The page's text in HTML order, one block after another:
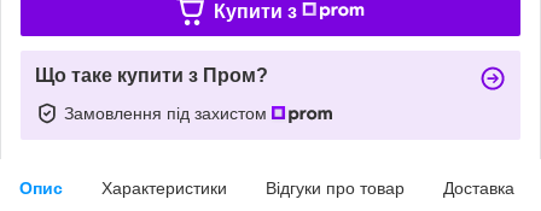
Купити з
Що таке купити з Пром?
Замовлення під захистом
Опис Характеристики Відгуки про товар Доставка